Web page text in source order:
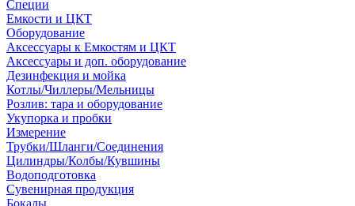
Специи
Емкости и ЦКТ
Оборудование
Аксессуары к Емкостям и ЦКТ
Аксессуары и доп. оборудование
Дезинфекция и мойка
Котлы/Чиллеры/Мельницы
Розлив: тара и оборудование
Укупорка и пробки
Измерение
Трубки/Шланги/Соединения
Цилиндры/Колбы/Кувшины
Водоподготовка
Сувенирная продукция
Бокалы